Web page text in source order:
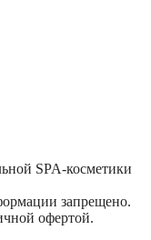
SPA-косметики
запрещено.
офертой.